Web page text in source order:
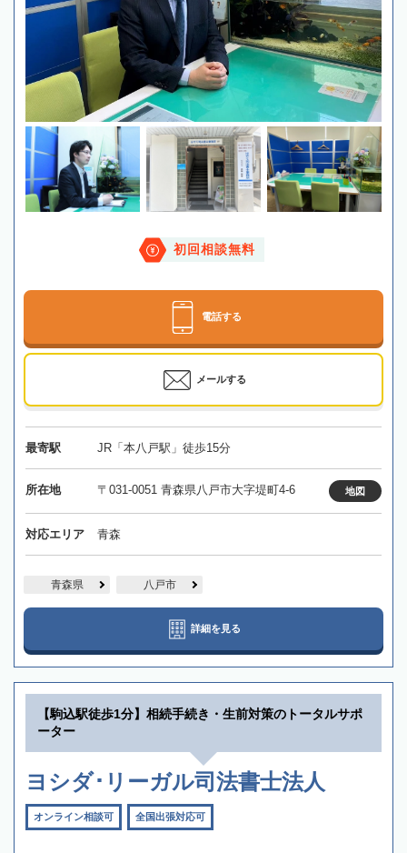
初回相談無料
電話する
メールする
最寄駅 JR「本八戸駅」徒歩15分
所在地 〒031-0051 青森県八戸市大字堤町4-6 地図
対応エリア 青森
青森県 八戸市
詳細を見る
【駒込駅徒歩1分】相続手続き・生前対策のトータルサポ
ーター
ヨシダ･リーガル司法書士法人
オンライン相談可 全国出張対応可